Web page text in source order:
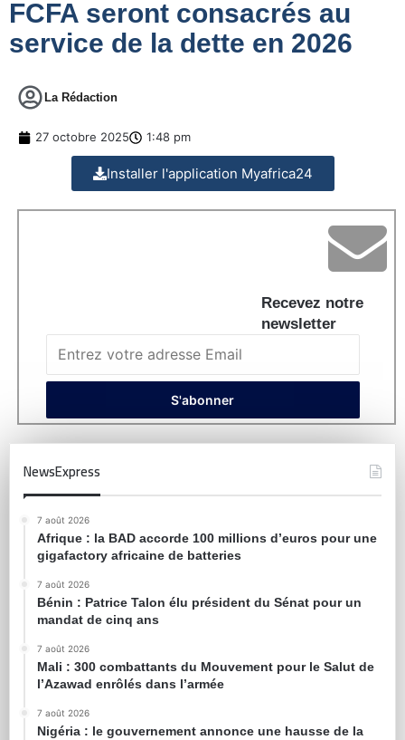
FCFA seront consacrés au
service de la dette en 2026
La Rédaction
27 octobre 2025 1:48 pm
Installer l'application Myafrica24
Recevez notre
newsletter
NewsExpress
7 août 2026
Afrique : la BAD accorde 100 millions d’euros pour une
gigafactory africaine de batteries
7 août 2026
Bénin : Patrice Talon élu président du Sénat pour un
mandat de cinq ans
7 août 2026
Mali : 300 combattants du Mouvement pour le Salut de
l’Azawad enrôlés dans l’armée
7 août 2026
Nigéria : le gouvernement annonce une hausse de la